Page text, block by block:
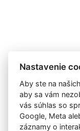
Nastavenie
Aby ste na
aby sa vám
vás súhlas so
Google, Meta
záznamy o